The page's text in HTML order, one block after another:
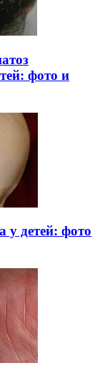
фото и
у детей: фото